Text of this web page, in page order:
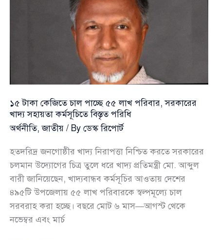
১৫ টাকা কেজিতে চাল পাচ্ছে ৫৫ লাখ পরিবার, সরকারের
খাদ্য সহায়তা কর্মসূচিতে বিস্তৃত পরিধি
অর্থনীতি,জাতীয় / By ডেস্ক রিপোর্ট
হতদরিদ্র জনগোষ্ঠীর খাদ্য নিরাপত্তা নিশ্চিত করতে সরকারের
চলমান উদ্যোগের চিত্র তুলে ধরে খাদ্য প্রতিমন্ত্রী মো. আব্দুল
বারী জানিয়েছেন, খাদ্যবান্ধব কর্মসূচির আওতায় দেশের
৪৯৫টি উপজেলায় ৫৫ লাখ পরিবারকে স্বল্পমূল্যে চাল
সরবরাহ করা হচ্ছে। বছরে মোট ৬ মাস—আগস্ট থেকে
নভেম্বর এবং মার্চ